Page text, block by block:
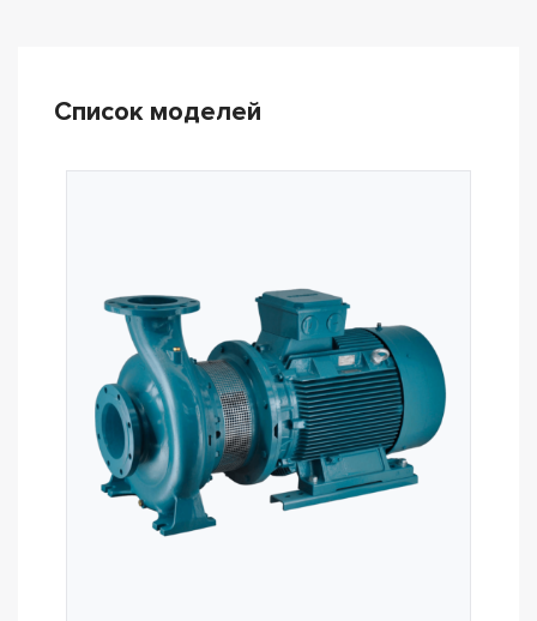
Список моделей